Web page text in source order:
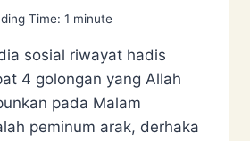
Time: 1 minute
sosial riwayat hadis
4 golongan yang Allah
pada Malam
peminum arak, derhaka